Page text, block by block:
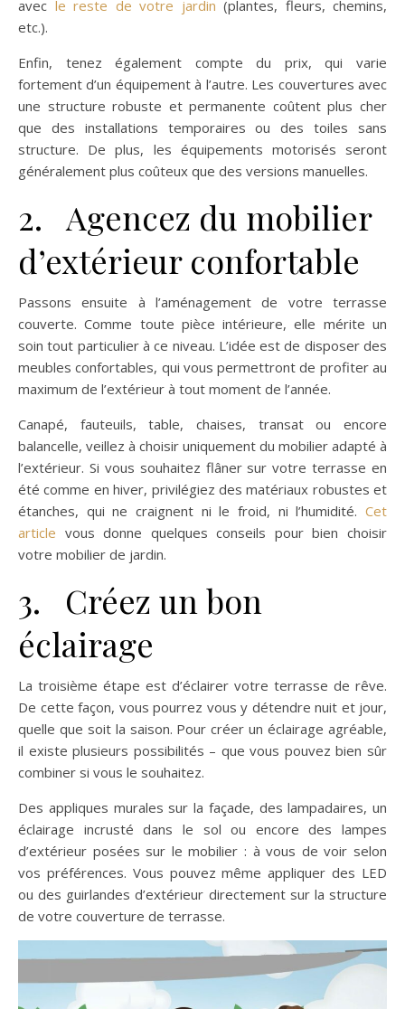
avec le reste de votre jardin (plantes, fleurs, chemins,
etc.).
Enfin, tenez également compte du prix, qui varie
fortement d’un équipement à l’autre. Les couvertures avec
une structure robuste et permanente coûtent plus cher
que des installations temporaires ou des toiles sans
structure. De plus, les équipements motorisés seront
généralement plus coûteux que des versions manuelles.
2. Agencez du mobilier
d’extérieur confortable
Passons ensuite à l’aménagement de votre terrasse
couverte. Comme toute pièce intérieure, elle mérite un
soin tout particulier à ce niveau. L’idée est de disposer des
meubles confortables, qui vous permettront de profiter au
maximum de l’extérieur à tout moment de l’année.
Canapé, fauteuils, table, chaises, transat ou encore
balancelle, veillez à choisir uniquement du mobilier adapté à
l’extérieur. Si vous souhaitez flâner sur votre terrasse en
été comme en hiver, privilégiez des matériaux robustes et
étanches, qui ne craignent ni le froid, ni l’humidité. Cet
article vous donne quelques conseils pour bien choisir
votre mobilier de jardin.
3. Créez un bon
éclairage
La troisième étape est d’éclairer votre terrasse de rêve.
De cette façon, vous pourrez vous y détendre nuit et jour,
quelle que soit la saison. Pour créer un éclairage agréable,
il existe plusieurs possibilités – que vous pouvez bien sûr
combiner si vous le souhaitez.
Des appliques murales sur la façade, des lampadaires, un
éclairage incrusté dans le sol ou encore des lampes
d’extérieur posées sur le mobilier : à vous de voir selon
vos préférences. Vous pouvez même appliquer des LED
ou des guirlandes d’extérieur directement sur la structure
de votre couverture de terrasse.